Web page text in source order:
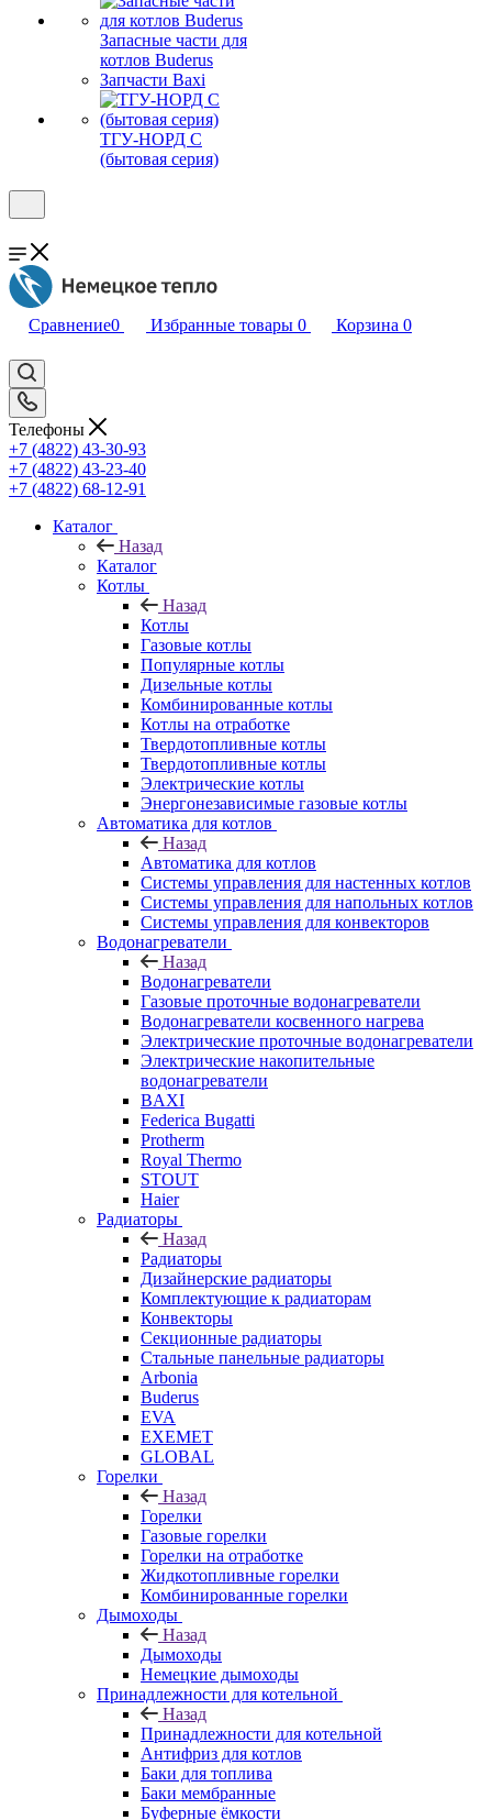
Запасные части для
котлов Buderus
Запчасти Baxi
ТГУ-НОРД С
(бытовая серия)
Сравнение0 Избранные товары 0 Корзина 0
Телефоны
+7 (4822) 43-30-93
+7 (4822) 43-23-40
+7 (4822) 68-12-91
Каталог
Назад
Каталог
Котлы
Назад
Котлы
Газовые котлы
Популярные котлы
Дизельные котлы
Комбинированные котлы
Котлы на отработке
Твердотопливные котлы
Твердотопливные котлы
Электрические котлы
Энергонезависимые газовые котлы
Автоматика для котлов
Назад
Автоматика для котлов
Системы управления для настенных котлов
Системы управления для напольных котлов
Системы управления для конвекторов
Водонагреватели
Назад
Водонагреватели
Газовые проточные водонагреватели
Водонагреватели косвенного нагрева
Электрические проточные водонагреватели
Электрические накопительные
водонагреватели
BAXI
Federica Bugatti
Protherm
Royal Thermo
STOUT
Haier
Радиаторы
Назад
Радиаторы
Дизайнерские радиаторы
Комплектующие к радиаторам
Конвекторы
Секционные радиаторы
Стальные панельные радиаторы
Arbonia
Buderus
EVA
EXEMET
GLOBAL
Горелки
Назад
Горелки
Газовые горелки
Горелки на отработке
Жидкотопливные горелки
Комбинированные горелки
Дымоходы
Назад
Дымоходы
Немецкие дымоходы
Принадлежности для котельной
Назад
Принадлежности для котельной
Антифриз для котлов
Баки для топлива
Баки мембранные
Буферные ёмкости